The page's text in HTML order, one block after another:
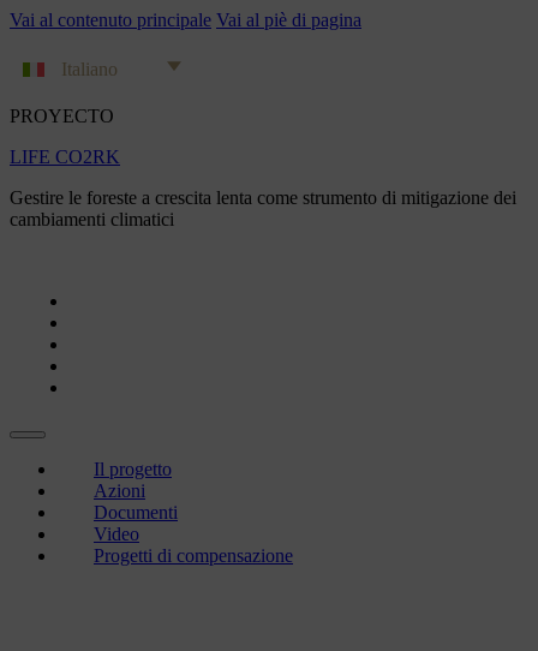
Vai al contenuto principale Vai al piè di pagina
Italiano
PROYECTO
LIFE CO2RK
Gestire le foreste a crescita lenta come strumento di mitigazione dei
cambiamenti climatici
Il progetto
Azioni
Documenti
Video
Progetti di compensazione